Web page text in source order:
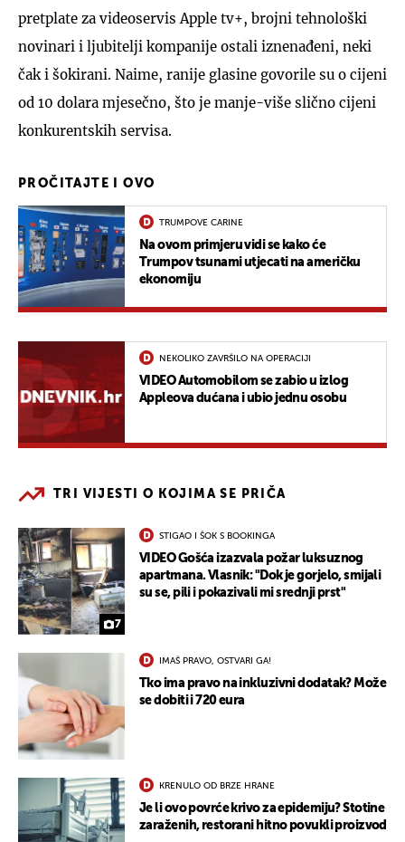
pretplate za videoservis Apple tv+, brojni tehnološki
novinari i ljubitelji kompanije ostali iznenađeni, neki
čak i šokirani. Naime, ranije glasine govorile su o cijeni
od 10 dolara mjesečno, što je manje-više slično cijeni
konkurentskih servisa.
PROČITAJTE I OVO
TRUMPOVE CARINE
Na ovom primjeru vidi se kako će
Trumpov tsunami utjecati na američku
ekonomiju
NEKOLIKO ZAVRŠILO NA OPERACIJI
VIDEO Automobilom se zabio u izlog
Appleova dućana i ubio jednu osobu
TRI VIJESTI O KOJIMA SE PRIČA
7
STIGAO I ŠOK S BOOKINGA
VIDEO Gošća izazvala požar luksuznog
apartmana. Vlasnik: "Dok je gorjelo, smijali
su se, pili i pokazivali mi srednji prst"
IMAŠ PRAVO, OSTVARI GA!
Tko ima pravo na inkluzivni dodatak? Može
se dobiti i 720 eura
KRENULO OD BRZE HRANE
Je li ovo povrće krivo za epidemiju? Stotine
zaraženih, restorani hitno povukli proizvod